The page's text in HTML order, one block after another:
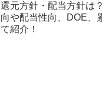
還元方針・配当方針は
向や配当性向、DOE、
て紹介！